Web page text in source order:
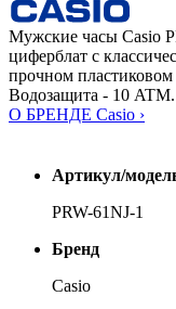
Мужские часы Casio
циферблат с
прочном
Водозащита - 10
О БРЕНДЕ Casio ›
Артикул/
PRW-61NJ-1
Бренд
Casio